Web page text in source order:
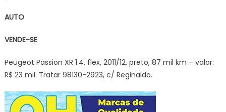
AUTO
VENDE-SE
Peugeot Passion XR 1.4, flex, 2011/12, preto, 87 mil km – valor:
R$ 23 mil. Tratar 98130-2923, c/ Reginaldo.